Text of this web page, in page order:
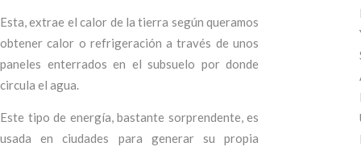
Esta, extrae el calor de la tierra según queramos
obtener calor o refrigeración a través de unos
paneles enterrados en el subsuelo por donde
circula el agua.
Este tipo de energía, bastante sorprendente, es
usada en ciudades para generar su propia